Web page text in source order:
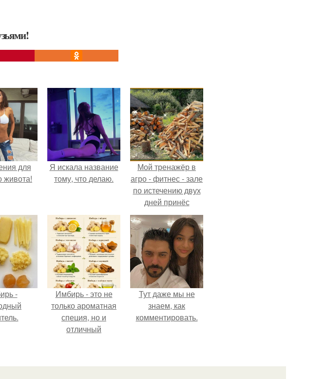
для
живота!
Я искала название
тому, что делаю.
Мой тренажёр в
агро - фитнес - зале
по истечению двух
дней принёс
ощутимый
результат.
-
Имбирь - это не
только ароматная
специя, но и
отличный
и блюд.
Тут даже мы не
знаем, как
комментировать.